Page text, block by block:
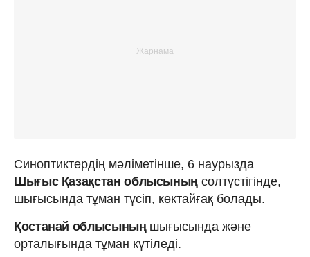
Синоптиктердің мәліметінше, 6 наурызда
Шығыс Қазақстан облысының солтүстігінде,
шығысында тұман түсіп, көктайғақ болады.
Қостанай облысының шығысында және
орталығында тұман күтіледі.